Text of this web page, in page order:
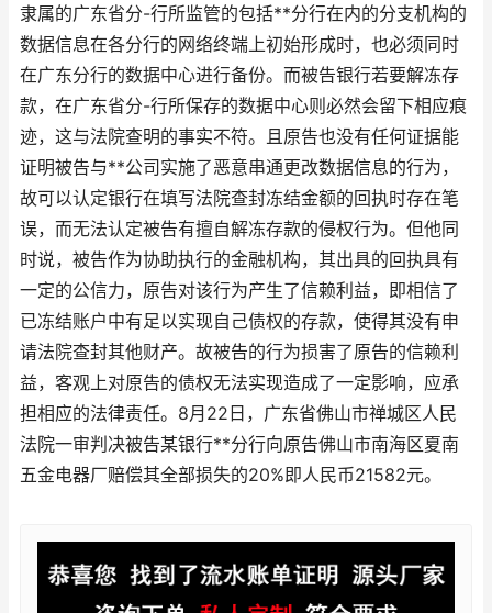
隶属的广东省分-行所监管的包括**分行在内的分支机构的
数据信息在各分行的网络终端上初始形成时，也必须同时
在广东分行的数据中心进行备份。而被告银行若要解冻存
款，在广东省分-行所保存的数据中心则必然会留下相应痕
迹，这与法院查明的事实不符。且原告也没有任何证据能
证明被告与**公司实施了恶意串通更改数据信息的行为，
故可以认定银行在填写法院查封冻结金额的回执时存在笔
误，而无法认定被告有擅自解冻存款的侵权行为。但他同
时说，被告作为协助执行的金融机构，其出具的回执具有
一定的公信力，原告对该行为产生了信赖利益，即相信了
已冻结账户中有足以实现自己债权的存款，使得其没有申
请法院查封其他财产。故被告的行为损害了原告的信赖利
益，客观上对原告的债权无法实现造成了一定影响，应承
担相应的法律责任。8月22日，广东省佛山市禅城区人民
法院一审判决被告某银行**分行向原告佛山市南海区夏南
五金电器厂赔偿其全部损失的20%即人民币21582元。